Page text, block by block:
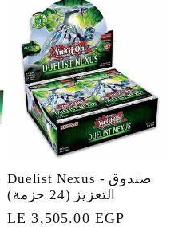
Duelist Nexus - صندوق
التعزيز (24 حزمة)
السعر
LE 3,505.00 EGP